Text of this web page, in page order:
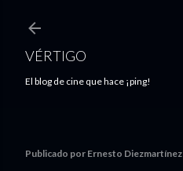
VÉRTIGO
El blog de cine que hace ¡ping!
Publicado por Ernesto Diezmartínez